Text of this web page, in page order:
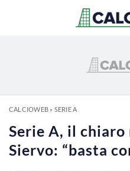
CALCIOWEB» SERIE A
Serie A, il chiaro
Siervo: “basta